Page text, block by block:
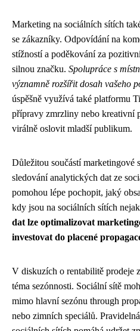
Marketing na sociálních sítích
se zákazníky. Odpovídání na
stížností a poděkování za
silnou značku. Spolupráce s
významně rozšířit dosah vašeho
úspěšně využívá také platformu
přípravy zmrzliny nebo kreativní
virálně oslovit mladší publikum.
Důležitou součástí marketingové
sledování analytických dat ze
pomohou lépe pochopit, jaký
kdy jsou na sociálních sítích
dat lze optimalizovat
investovat do placené
V diskuzích o rentabilitě prodeje
téma sezónnosti. Sociální sítě
mimo hlavní sezónu through
nebo zimních speciálů.